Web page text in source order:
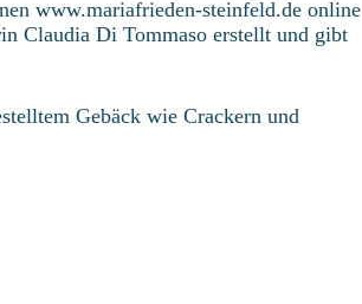
www.mariafrieden-steinfeld.de online
Claudia Di Tommaso erstellt und gibt
Gebäck wie Crackern und